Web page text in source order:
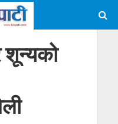
शून्यको